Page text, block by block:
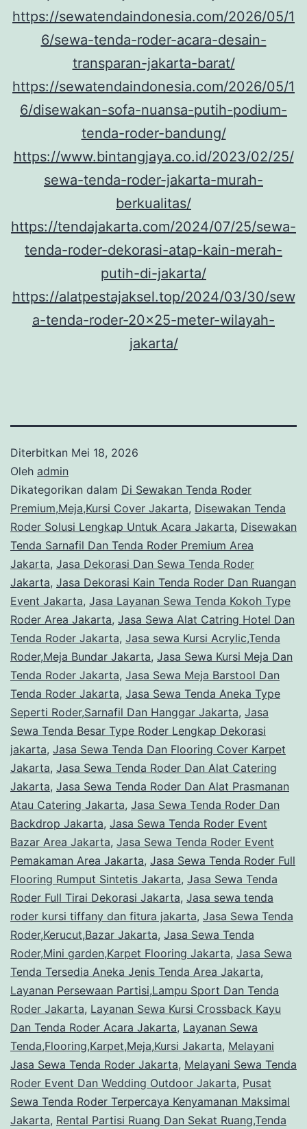
https://sewatendaindonesia.com/2026/05/1
6/sewa-tenda-roder-acara-desain-
transparan-jakarta-barat/
https://sewatendaindonesia.com/2026/05/1
6/disewakan-sofa-nuansa-putih-podium-
tenda-roder-bandung/
https://www.bintangjaya.co.id/2023/02/25/
sewa-tenda-roder-jakarta-murah-
berkualitas/
https://tendajakarta.com/2024/07/25/sewa-
tenda-roder-dekorasi-atap-kain-merah-
putih-di-jakarta/
https://alatpestajaksel.top/2024/03/30/sew
a-tenda-roder-20×25-meter-wilayah-
jakarta/
Diterbitkan Mei 18, 2026
Oleh admin
Dikategorikan dalam Di Sewakan Tenda Roder
Premium,Meja,Kursi Cover Jakarta, Disewakan Tenda
Roder Solusi Lengkap Untuk Acara Jakarta, Disewakan
Tenda Sarnafil Dan Tenda Roder Premium Area
Jakarta, Jasa Dekorasi Dan Sewa Tenda Roder
Jakarta, Jasa Dekorasi Kain Tenda Roder Dan Ruangan
Event Jakarta, Jasa Layanan Sewa Tenda Kokoh Type
Roder Area Jakarta, Jasa Sewa Alat Catring Hotel Dan
Tenda Roder Jakarta, Jasa sewa Kursi Acrylic,Tenda
Roder,Meja Bundar Jakarta, Jasa Sewa Kursi Meja Dan
Tenda Roder Jakarta, Jasa Sewa Meja Barstool Dan
Tenda Roder Jakarta, Jasa Sewa Tenda Aneka Type
Seperti Roder,Sarnafil Dan Hanggar Jakarta, Jasa
Sewa Tenda Besar Type Roder Lengkap Dekorasi
jakarta, Jasa Sewa Tenda Dan Flooring Cover Karpet
Jakarta, Jasa Sewa Tenda Roder Dan Alat Catering
Jakarta, Jasa Sewa Tenda Roder Dan Alat Prasmanan
Atau Catering Jakarta, Jasa Sewa Tenda Roder Dan
Backdrop Jakarta, Jasa Sewa Tenda Roder Event
Bazar Area Jakarta, Jasa Sewa Tenda Roder Event
Pemakaman Area Jakarta, Jasa Sewa Tenda Roder Full
Flooring Rumput Sintetis Jakarta, Jasa Sewa Tenda
Roder Full Tirai Dekorasi Jakarta, Jasa sewa tenda
roder kursi tiffany dan fitura jakarta, Jasa Sewa Tenda
Roder,Kerucut,Bazar Jakarta, Jasa Sewa Tenda
Roder,Mini garden,Karpet Flooring Jakarta, Jasa Sewa
Tenda Tersedia Aneka Jenis Tenda Area Jakarta,
Layanan Persewaan Partisi,Lampu Sport Dan Tenda
Roder Jakarta, Layanan Sewa Kursi Crossback Kayu
Dan Tenda Roder Acara Jakarta, Layanan Sewa
Tenda,Flooring,Karpet,Meja,Kursi Jakarta, Melayani
Jasa Sewa Tenda Roder Jakarta, Melayani Sewa Tenda
Roder Event Dan Wedding Outdoor Jakarta, Pusat
Sewa Tenda Roder Terpercaya Kenyamanan Maksimal
Jakarta, Rental Partisi Ruang Dan Sekat Ruang,Tenda